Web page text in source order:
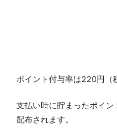
ポイント付与率は220円（
支払い時に貯まったポイ
配布されます。